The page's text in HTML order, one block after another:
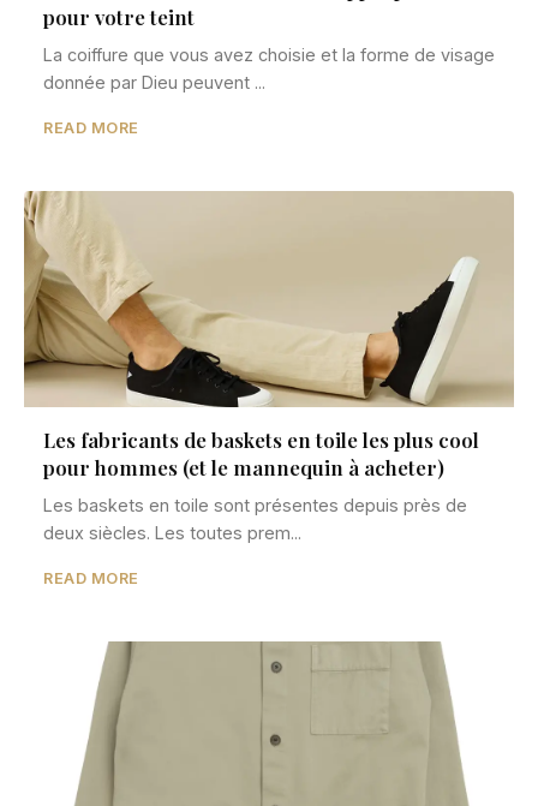
pour votre teint
La coiffure que vous avez choisie et la forme de visage
donnée par Dieu peuvent ...
READ MORE
Les fabricants de baskets en toile les plus cool
pour hommes (et le mannequin à acheter)
Les baskets en toile sont présentes depuis près de
deux siècles. Les toutes prem...
READ MORE